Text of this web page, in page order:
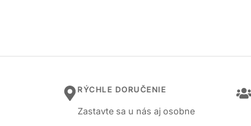
RÝCHLE DORUČENIE
Zastavte sa u nás aj osobne